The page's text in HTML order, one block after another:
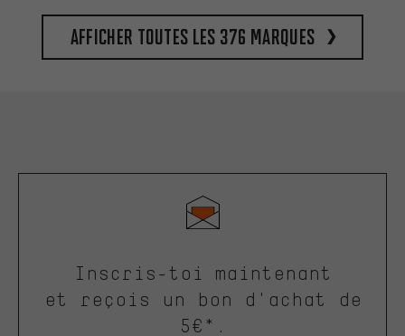
Afficher toutes les 376 marques
Inscris-toi maintenant
et reçois un bon d'achat de
5€*.